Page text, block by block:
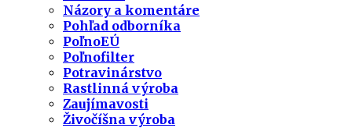
Názory a komentáre
Pohľad odborníka
PoľnoEÚ
Poľnofilter
Potravinárstvo
Rastlinná výroba
Zaujímavosti
Živočíšna výroba